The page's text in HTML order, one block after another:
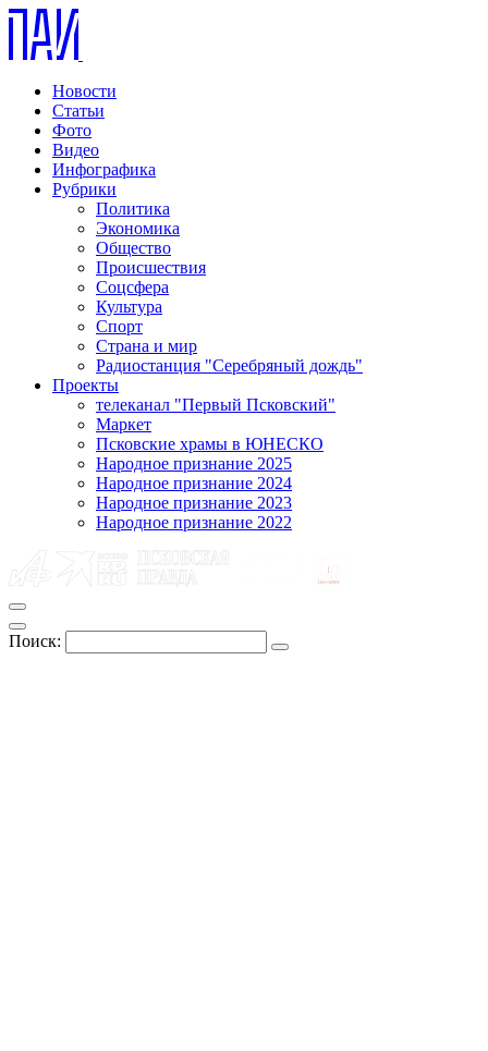
Новости
Статьи
Фото
Видео
Инфографика
Рубрики
Политика
Экономика
Общество
Происшествия
Соцсфера
Культура
Спорт
Страна и мир
Радиостанция "Серебряный дождь"
Проекты
телеканал "Первый Псковский"
Маркет
Псковские храмы в ЮНЕСКО
Народное признание 2025
Народное признание 2024
Народное признание 2023
Народное признание 2022
Поиск: